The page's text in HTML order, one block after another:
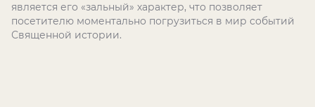
является его «зальный» характер, что позволяет
посетителю моментально погрузиться в мир событий
Священной истории.